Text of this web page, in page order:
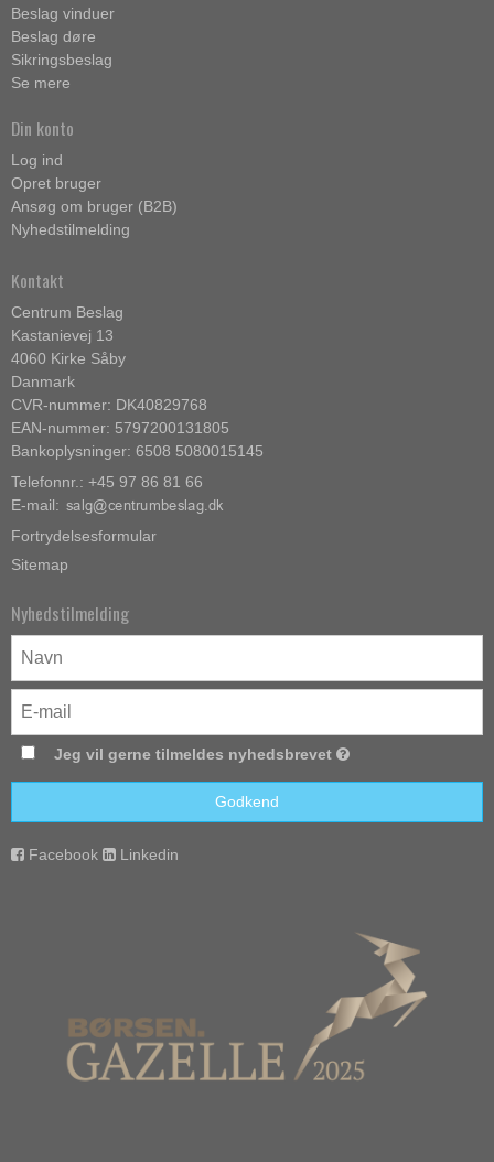
Beslag vinduer
Beslag døre
Sikringsbeslag
Se mere
Din konto
Log ind
Opret bruger
Ansøg om bruger (B2B)
Nyhedstilmelding
Kontakt
Centrum Beslag
Kastanievej 13
4060 Kirke Såby
Danmark
CVR-nummer: DK40829768
EAN-nummer: 5797200131805
Bankoplysninger: 6508 5080015145
Telefonnr.: +45 97 86 81 66
E-mail:
Fortrydelsesformular
Sitemap
Nyhedstilmelding
Jeg vil gerne tilmeldes nyhedsbrevet
Godkend
Facebook Linkedin